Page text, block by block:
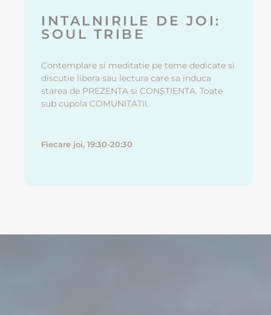
INTALNIRILE DE JOI:
SOUL TRIBE
Contemplare si meditatie pe teme dedicate si
discutie libera sau lectura care sa induca
starea de PREZENTA si CONSTIENTA. Toate
sub cupola COMUNITATII.
Fiecare joi, 19:30-20:30